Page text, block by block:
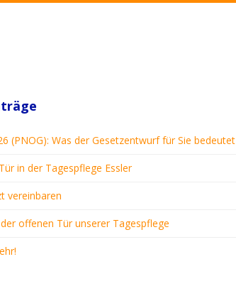
(PNOG): Was der Gesetzentwurf für Sie bedeutet
in der Tagespflege Essler
vereinbaren
offenen Tür unserer Tagespflege